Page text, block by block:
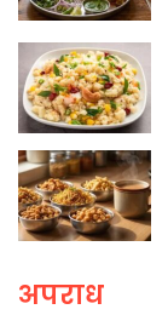
अपराध